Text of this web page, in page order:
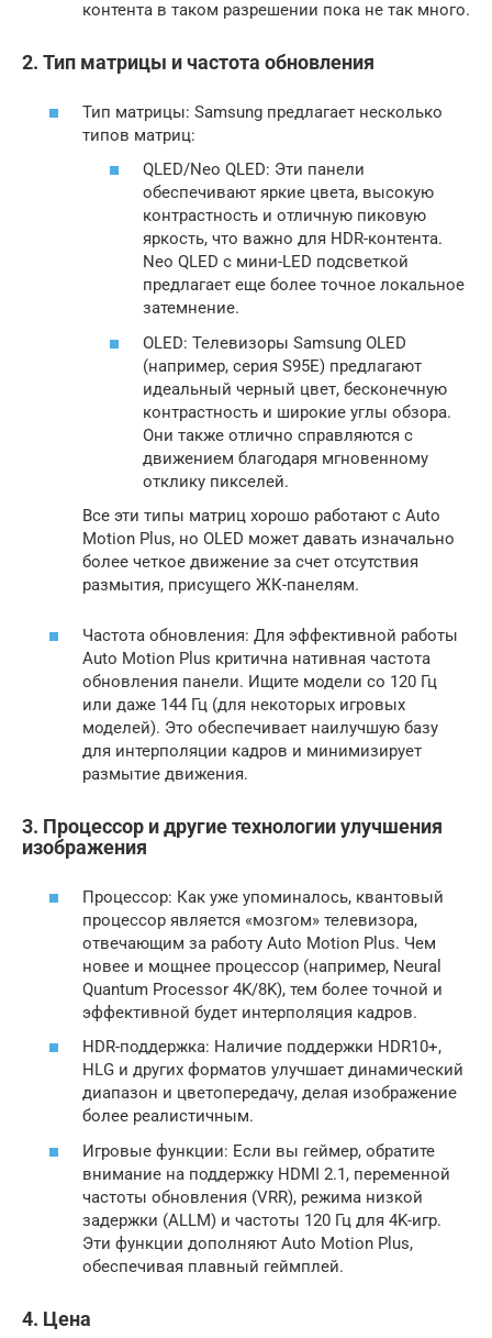
контента в таком разрешении пока не так много.
2. Тип матрицы и частота обновления
Тип матрицы: Samsung предлагает несколько
типов матриц:
QLED/Neo QLED: Эти панели
обеспечивают яркие цвета, высокую
контрастность и отличную пиковую
яркость, что важно для HDR-контента.
Neo QLED с мини-LED подсветкой
предлагает еще более точное локальное
затемнение.
OLED: Телевизоры Samsung OLED
(например, серия S95E) предлагают
идеальный черный цвет, бесконечную
контрастность и широкие углы обзора.
Они также отлично справляются с
движением благодаря мгновенному
отклику пикселей.
Все эти типы матриц хорошо работают с Auto
Motion Plus, но OLED может давать изначально
более четкое движение за счет отсутствия
размытия, присущего ЖК-панелям.
Частота обновления: Для эффективной работы
Auto Motion Plus критична нативная частота
обновления панели. Ищите модели со 120 Гц
или даже 144 Гц (для некоторых игровых
моделей). Это обеспечивает наилучшую базу
для интерполяции кадров и минимизирует
размытие движения.
3. Процессор и другие технологии улучшения
изображения
Процессор: Как уже упоминалось, квантовый
процессор является «мозгом» телевизора,
отвечающим за работу Auto Motion Plus. Чем
новее и мощнее процессор (например, Neural
Quantum Processor 4K/8K), тем более точной и
эффективной будет интерполяция кадров.
HDR-поддержка: Наличие поддержки HDR10+,
HLG и других форматов улучшает динамический
диапазон и цветопередачу, делая изображение
более реалистичным.
Игровые функции: Если вы геймер, обратите
внимание на поддержку HDMI 2.1, переменной
частоты обновления (VRR), режима низкой
задержки (ALLM) и частоты 120 Гц для 4K-игр.
Эти функции дополняют Auto Motion Plus,
обеспечивая плавный геймплей.
4. Цена